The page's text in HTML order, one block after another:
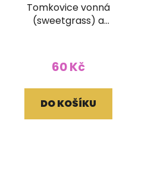
Tomkovice vonná
(sweetgrass) a
60 Kč
DO KOŠÍKU